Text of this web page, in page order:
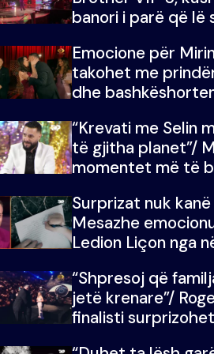
banori i parë që lë
fituar çmimin e
Emocione për
takohet me
dhe
“Krevati me Selin
të gjitha planet”/
momentet më të
mungojë zilja e
kur…
Surprizat nuk
Mesazhe
Ledion Liçon nga
i mban dot lotët:
meritoj…
“Shpresoj që
jetë krenare”/
finalisti